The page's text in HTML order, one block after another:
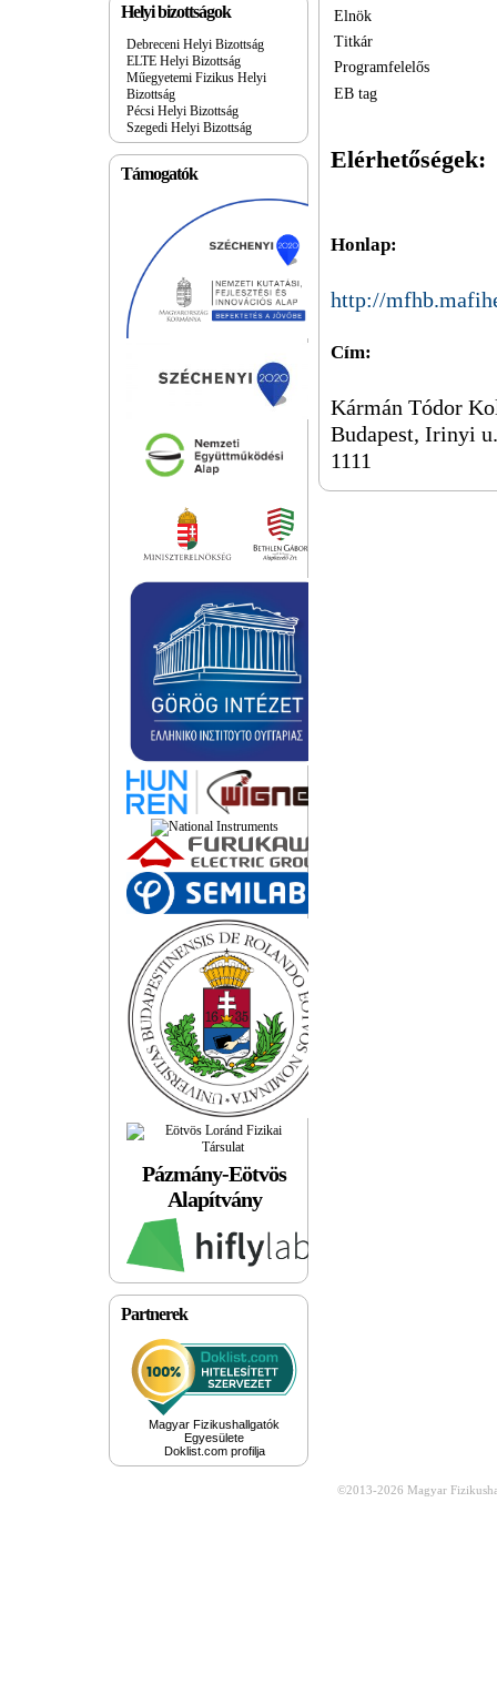
Helyi bizottságok
Debreceni Helyi Bizottság
ELTE Helyi Bizottság
Műegyetemi Fizikus Helyi
Bizottság
Pécsi Helyi Bizottság
Szegedi Helyi Bizottság
Támogatók
Pázmány-Eötvös
Alapítvány
Partnerek
Magyar Fizikushallgatók
Egyesülete
Doklist.com profilja
Elnök
Titkár
Programfelelős
EB tag
Elérhetőségek:
Honlap:
http://
Cím:
Kármán Tódor
Budapest, Irinyi
1111
©2013-2026 Magyar